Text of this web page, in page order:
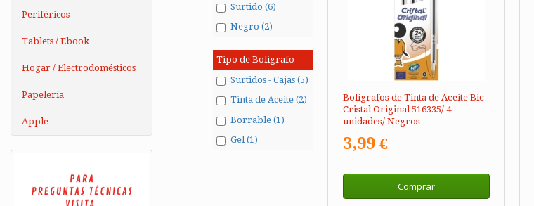
Periféricos
Tablets / Ebook
Hogar / Electrodomésticos
Papelería
Apple
Surtido (6)
Negro (2)
Tipo de Boligrafo
Surtidos - Cajas (5)
Tinta de Aceite (2)
Borrable (1)
Gel (1)
Bolígrafos de Tinta de Aceite Bic
Cristal Original 516335/ 4
unidades/ Negros
3,99 €
Comprar